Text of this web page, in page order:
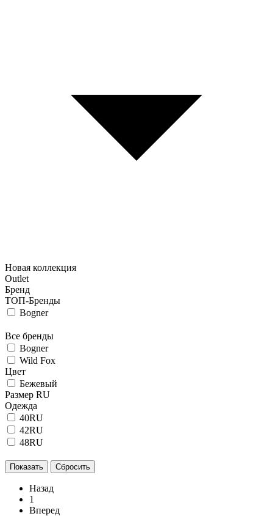
Новая коллекция
Outlet
Бренд
ТОП-Бренды
Bogner
Все бренды
Bogner
Wild Fox
Цвет
Бежевый
Размер RU
Одежда
40RU
42RU
48RU
Назад
1
Вперед